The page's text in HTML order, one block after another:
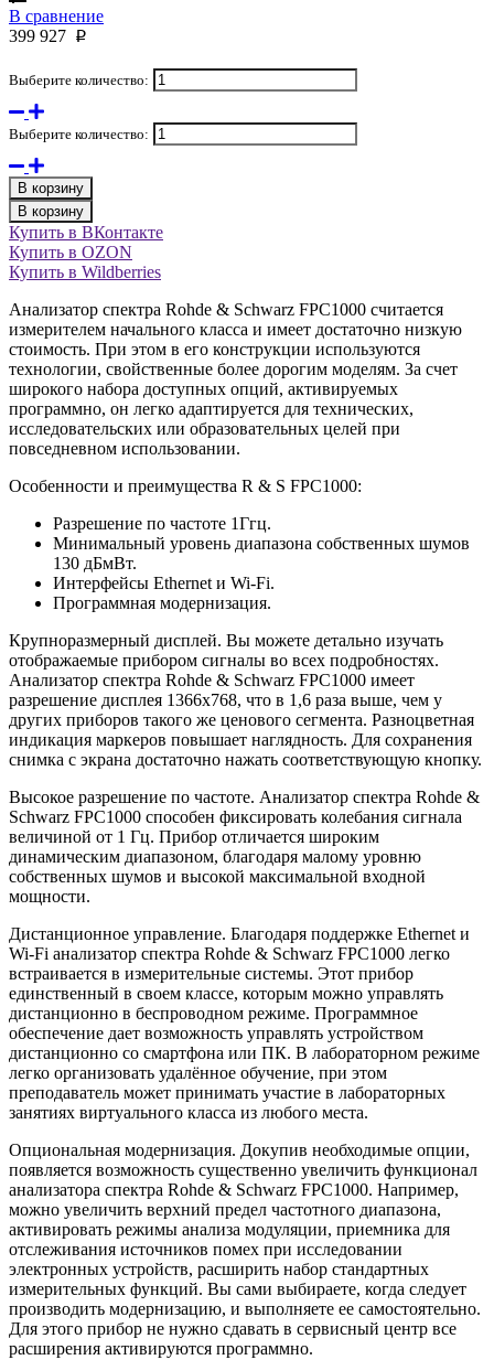
В сравнение
399 927 p
Выберите количество:
Выберите количество:
В корзину
В корзину
Купить в ВКонтакте
Купить в OZON
Купить в Wildberries
Анализатор спектра Rohde & Schwarz FPC1000 считается
измерителем начального класса и имеет достаточно низкую
стоимость. При этом в его конструкции используются
технологии, свойственные более дорогим моделям. За счет
широкого набора доступных опций, активируемых
программно, он легко адаптируется для технических,
исследовательских или образовательных целей при
повседневном использовании.
Особенности и преимущества R & S FPC1000:
Разрешение по частоте 1Ггц.
Минимальный уровень диапазона собственных шумов
130 дБмВт.
Интерфейсы Ethernet и Wi-Fi.
Программная модернизация.
Крупноразмерный дисплей. Вы можете детально изучать
отображаемые прибором сигналы во всех подробностях.
Анализатор спектра Rohde & Schwarz FPC1000 имеет
разрешение дисплея 1366x768, что в 1,6 раза выше, чем у
других приборов такого же ценового сегмента. Разноцветная
индикация маркеров повышает наглядность. Для сохранения
снимка с экрана достаточно нажать соответствующую кнопку.
Высокое разрешение по частоте. Анализатор спектра Rohde &
Schwarz FPC1000 способен фиксировать колебания сигнала
величиной от 1 Гц. Прибор отличается широким
динамическим диапазоном, благодаря малому уровню
собственных шумов и высокой максимальной входной
мощности.
Дистанционное управление. Благодаря поддержке Ethernet и
Wi-Fi анализатор спектра Rohde & Schwarz FPC1000 легко
встраивается в измерительные системы. Этот прибор
единственный в своем классе, которым можно управлять
дистанционно в беспроводном режиме. Программное
обеспечение дает возможность управлять устройством
дистанционно со смартфона или ПК. В лабораторном режиме
легко организовать удалённое обучение, при этом
преподаватель может принимать участие в лабораторных
занятиях виртуального класса из любого места.
Опциональная модернизация. Докупив необходимые опции,
появляется возможность существенно увеличить функционал
анализатора спектра Rohde & Schwarz FPC1000. Например,
можно увеличить верхний предел частотного диапазона,
активировать режимы анализа модуляции, приемника для
отслеживания источников помех при исследовании
электронных устройств, расширить набор стандартных
измерительных функций. Вы сами выбираете, когда следует
производить модернизацию, и выполняете ее самостоятельно.
Для этого прибор не нужно сдавать в сервисный центр все
расширения активируются программно.